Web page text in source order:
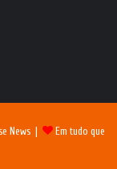
News | Em tudo que